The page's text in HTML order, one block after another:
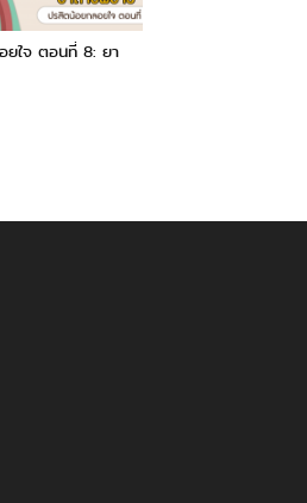
ใจ ตอนที่ 8: ยา